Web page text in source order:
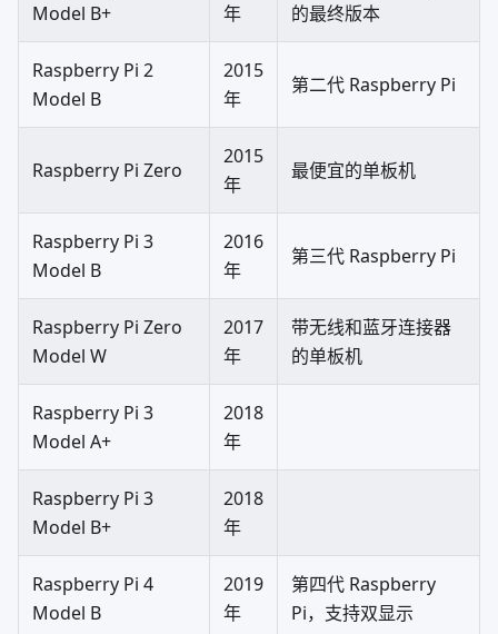
Model B+
年
的最终版本
Raspberry Pi 2
Model B
2015
年
第二代 Raspberry Pi
Raspberry Pi Zero
2015
年
最便宜的单板机
Raspberry Pi 3
Model B
2016
年
第三代 Raspberry Pi
Raspberry Pi Zero
Model W
2017
年
带无线和蓝牙连接器
的单板机
Raspberry Pi 3
Model A+
2018
年
Raspberry Pi 3
Model B+
2018
年
Raspberry Pi 4
Model B
2019
年
第四代 Raspberry
Pi，支持双显示